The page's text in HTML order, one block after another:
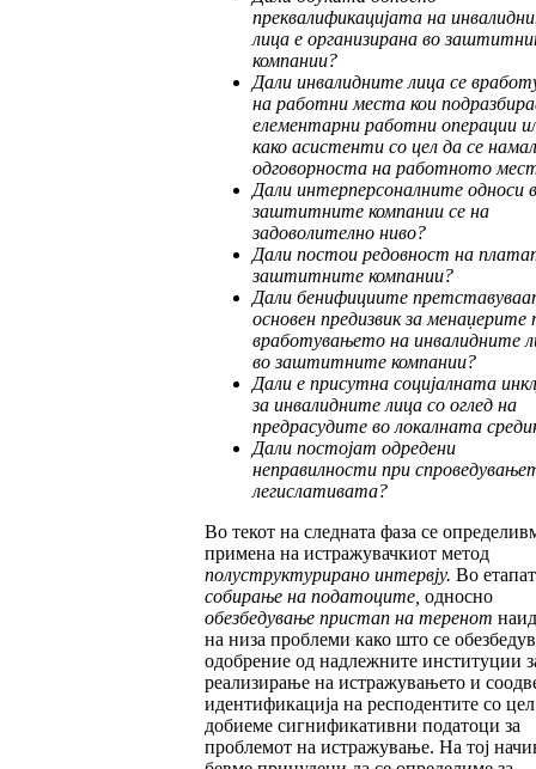
преквалификацијата на
лица е организирана во заштит
компании?
Дали инвалидните лица се
на работни места кои
елементарни работни операции
како асистенти со цел да се
одговорноста на работното
Дали интерперсоналните односи
заштитните компании се на
задоволително ниво?
Дали постои редовност на
заштитните компании?
Дали бенифициите
основен предизвик за менаџерите
вработувањето на инвалидните
во заштитните компании?
Дали е присутна социјалната
за инвалидните лица со оглед на
предрасудите во локалната
Дали постојат одредени
неправилности при
легислативата?
Во текот на следната фаза се
примена на истражувачкиот метод
полуструктурирано интервју. Во
собирање на податоците, односно
обезбедување пристап на теренот
на низа проблеми како што се
одобрение од надлежните институции
реализирање на истражувањето и
идентификација на респодентите со
добиеме сигнификативни податоци за
проблемот на истражување. На тој